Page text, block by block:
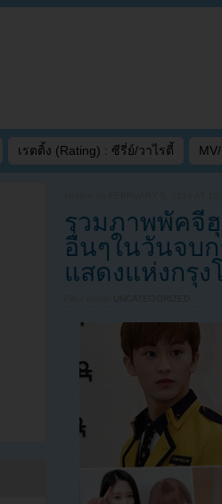
เรตติ้ง (Rating) : ซีรี่ย์/วาไรตี้
รวมภาพพัคจี
อื่นๆในวันจบก
แสดงแห่งกรุง
UNCATEGORIZED